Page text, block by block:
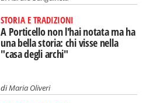
STORIA E TRADIZIONI
A Porticello non l'hai notata ma ha
una bella storia: chi visse nella
"casa degli archi"
diMaria Oliveri